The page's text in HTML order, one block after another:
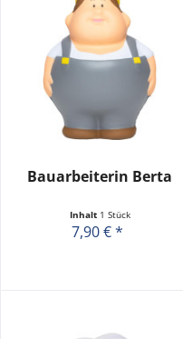
Bauarbeiterin Berta
Inhalt 1 Stück
7,90 € *